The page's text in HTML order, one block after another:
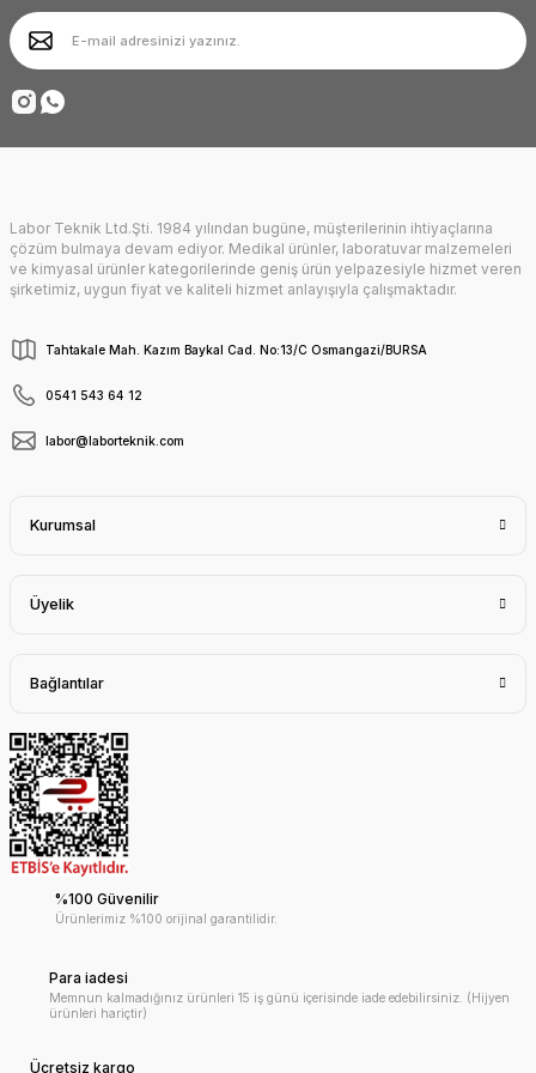
Ürün fiyatı diğer sitelerden daha pahalı.
Bu ürüne benzer farklı alternatifler olmalı.
Gönder
Deneyimini Paylaş
Labor Teknik Ltd.Şti. 1984 yılından bugüne, müşterilerinin ihtiyaçlarına
çözüm bulmaya devam ediyor. Medikal ürünler, laboratuvar malzemeleri
ve kimyasal ürünler kategorilerinde geniş ürün yelpazesiyle hizmet veren
şirketimiz, uygun fiyat ve kaliteli hizmet anlayışıyla çalışmaktadır.
Tahtakale Mah. Kazım Baykal Cad. No:13/C Osmangazi/BURSA
0541 543 64 12
labor@laborteknik.com
Kurumsal
Üyelik
Bağlantılar
%100 Güvenilir
Ürünlerimiz %100 orijinal garantilidir.
Para iadesi
Memnun kalmadığınız ürünleri 15 iş günü içerisinde iade edebilirsiniz. (Hijyen
ürünleri hariçtir)
Ücretsiz kargo